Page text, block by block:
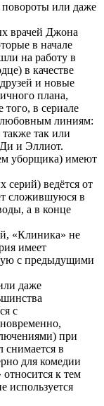
или даже
врачей Джона
в начале
на работу в
в качестве
и новые
плана,
в сериале
любовным линиям:
так или
и Эллиот.
уборщика) имеют
серий) ведётся от
сложившуюся в
а в конце
«Клиника» не
имеет
с предыдущими
даже
с
при
в
для комедии
к тем
используется